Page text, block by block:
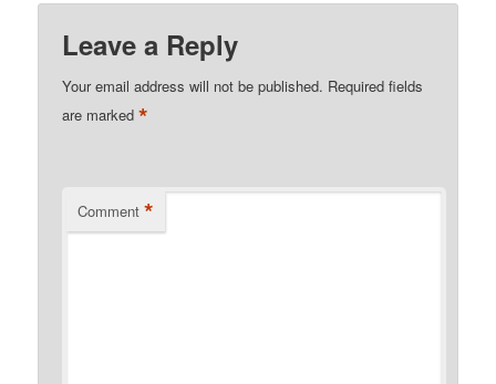
Leave a Reply
Your email address will not be published. Required fields
are marked*
Comment *